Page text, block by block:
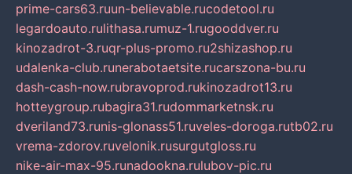
prime-cars63.ruun-believable.rucodetool.ru
legardoauto.rulithasa.rumuz-1.rugooddver.ru
kinozadrot-3.ruqr-plus-promo.ru2shizashop.ru
udalenka-club.runerabotaetsite.rucarszona-bu.ru
dash-cash-now.rubravoprod.rukinozadrot13.ru
hotteygroup.rubagira31.rudommarketnsk.ru
dveriland73.runis-glonass51.ruveles-doroga.rutb02.ru
vrema-zdorov.ruvelonik.rusurgutgloss.ru
nike-air-max-95.runadookna.rulubov-pic.ru